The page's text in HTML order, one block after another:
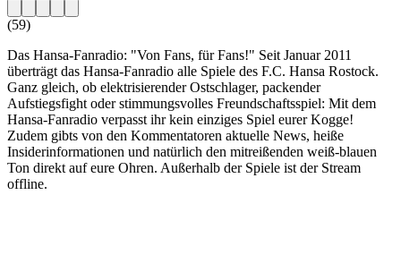
(59)
Das Hansa-Fanradio: "Von Fans, für Fans!" Seit Januar 2011
überträgt das Hansa-Fanradio alle Spiele des F.C. Hansa Rostock.
Ganz gleich, ob elektrisierender Ostschlager, packender
Aufstiegsfight oder stimmungsvolles Freundschaftsspiel: Mit dem
Hansa-Fanradio verpasst ihr kein einziges Spiel eurer Kogge!
Zudem gibts von den Kommentatoren aktuelle News, heiße
Insiderinformationen und natürlich den mitreißenden weiß-blauen
Ton direkt auf eure Ohren. Außerhalb der Spiele ist der Stream
offline.